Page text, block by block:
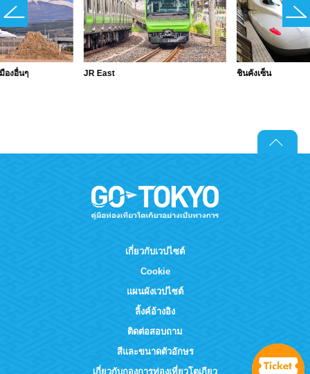
องอื่นๆ JR East ชินคังเซ็น
เกี่ยวกับเวปไซต์
Cookie
แผนผังเวปไซต์
ลิ้งค์อ้างอิง
ติดต่อสอบถาม
สีและขนาดตัวอักษร
เกี่ยวกับกองการท่องเที่ยวโตเกียว